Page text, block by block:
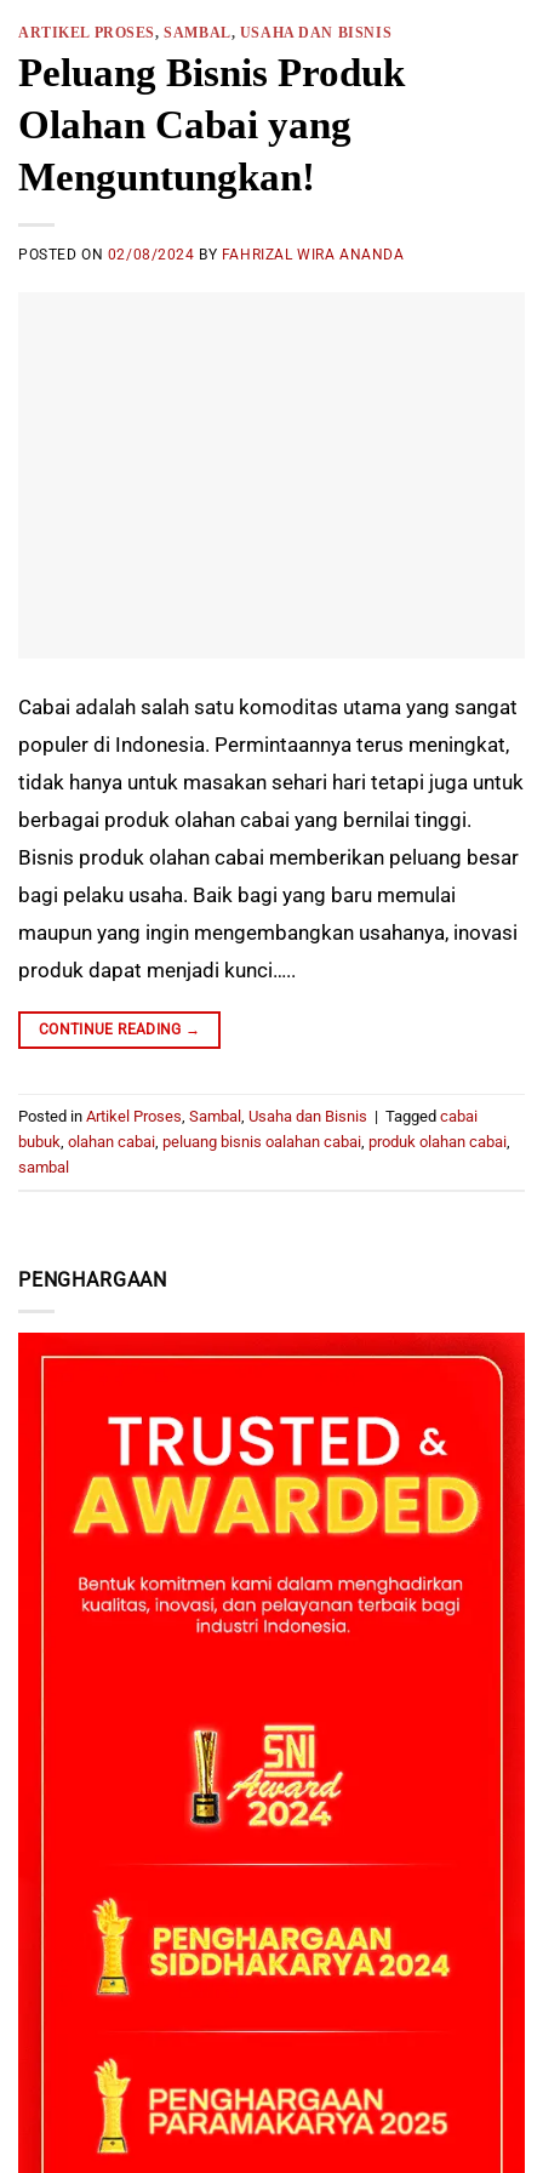
PENGHARGAAN
ARTIKEL PROSES,SAMBAL, USAHA DAN BISNIS
Peluang Bisnis Produk
Olahan Cabai yang
Menguntungkan!
POSTED ON 02/08/2024 BY FAHRIZAL WIRA ANANDA
Cabai adalah salah satu komoditas utama yang sangat
populer di Indonesia. Permintaannya terus meningkat,
tidak hanya untuk masakan sehari hari tetapi juga untuk
berbagai produk olahan cabai yang bernilai tinggi.
Bisnis produk olahan cabai memberikan peluang besar
bagi pelaku usaha. Baik bagi yang baru memulai
maupun yang ingin mengembangkan usahanya, inovasi
produk dapat menjadi kunci…..
CONTINUE READING →
Posted in Artikel Proses Sambal Usaha dan Bisnis | Tagged cabai
bubuk olahan cabai peluang bisnis oalahan cabai produk olahan cabai
sambal